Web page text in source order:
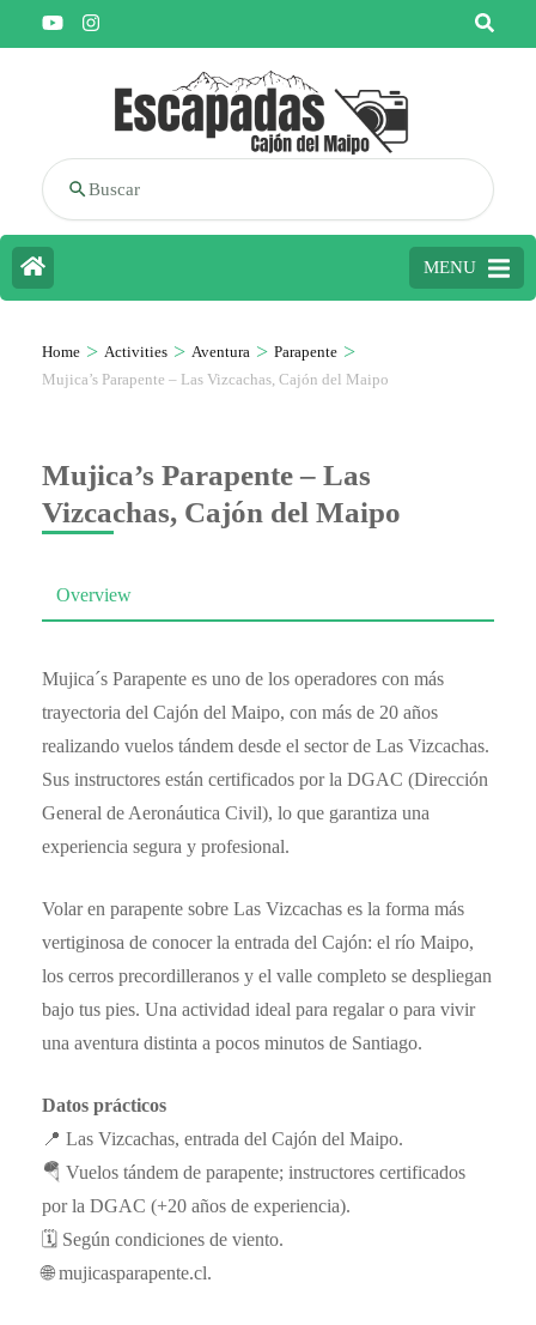
Buscar
MENU
Home > Activities > Aventura > Parapente >
Mujica’s Parapente – Las Vizcachas, Cajón del Maipo
Mujica’s Parapente – Las
Vizcachas, Cajón del Maipo
Overview
Mujica´s Parapente es uno de los operadores con más
trayectoria del Cajón del Maipo, con más de 20 años
realizando vuelos tándem desde el sector de Las Vizcachas.
Sus instructores están certificados por la DGAC (Dirección
General de Aeronáutica Civil), lo que garantiza una
experiencia segura y profesional.
Volar en parapente sobre Las Vizcachas es la forma más
vertiginosa de conocer la entrada del Cajón: el río Maipo,
los cerros precordilleranos y el valle completo se despliegan
bajo tus pies. Una actividad ideal para regalar o para vivir
una aventura distinta a pocos minutos de Santiago.
Datos prácticos
📍 Las Vizcachas, entrada del Cajón del Maipo.
🪂 Vuelos tándem de parapente; instructores certificados
por la DGAC (+20 años de experiencia).
🗓️ Según condiciones de viento.
🌐 mujicasparapente.cl.